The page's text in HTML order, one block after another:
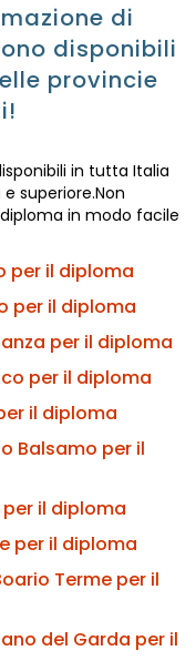
di
disponibili
provincie
in tutta Italia
superiore.Non
in modo facile
per il diploma
per il diploma
per il diploma
per il diploma
il diploma
Balsamo per il
il diploma
per il diploma
Terme per il
del Garda per il